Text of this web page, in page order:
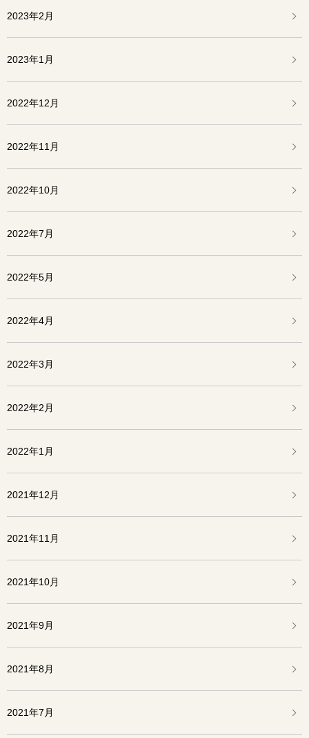
2023年2月
2023年1月
2022年12月
2022年11月
2022年10月
2022年7月
2022年5月
2022年4月
2022年3月
2022年2月
2022年1月
2021年12月
2021年11月
2021年10月
2021年9月
2021年8月
2021年7月